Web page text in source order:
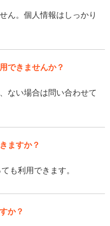
ん。個人情報はしっかり
できませんか？
ない場合は問い合わせて
ますか？
も利用できます。
か？